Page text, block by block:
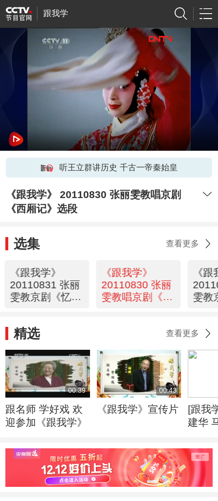
跟我学
听王立群讲历史 千古一帝秦始皇
《跟我学》 20110830 张丽雯教唱京剧
《西厢记》选段
选集 查看更多
《跟我学》
20110831 张丽
雯教京剧《忆秦
《跟我学》
20110830 张丽
雯教唱京剧《西
《
雯教
精选 查看更多
00:39
跟名师 学好戏 欢
迎参加《跟我学》
00:43
《跟我学》宣传片
[跟我
建华
段